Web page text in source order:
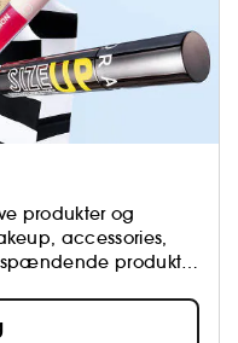
produkter og
accessories,
produkter
inden for alt